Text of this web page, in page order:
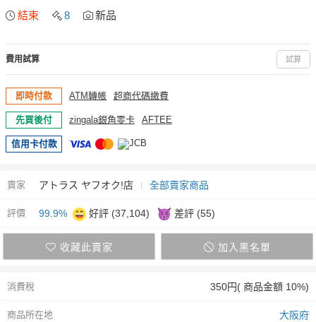
結束 8 新品
費用試算 試算
即時付款 ATM轉帳 超商代碼繳費
先買後付 zingala銀角零卡 AFTEE
信用卡付款
賣家 アトラス ヤフオク!店 全部賣家商品
評價 99.9% 好評 (37,104) 差評 (55)
收藏此賣家 加入黑名單
消費稅 350円( 商品金額 10%)
商品所在地 大阪府